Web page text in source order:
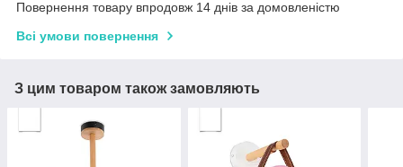
Повернення товару впродовж 14 днів за домовленістю
Всі умови повернення
З цим товаром також замовляють